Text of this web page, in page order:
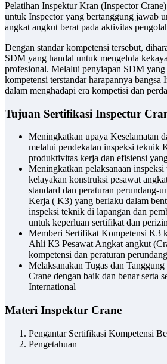
Pelatihan Inspektur Kran (Inspector
untuk Inspector yang bertanggung jawab
angkat angkut berat pada aktivitas
Dengan standar kompetensi tersebut,
SDM yang handal untuk mengelola
profesional. Melalui penyiapan SDM
kompetensi terstandar harapannya bangsa
dalam menghadapi era kompetisi dan
Tujuan Sertifikasi Inspectur
Meningkatkan upaya Keselamatan
melalui pendekatan inspeksi teknik
produktivitas kerja dan efisiensi
Meningkatkan pelaksanaan
kelayakan konstruksi pesawat
standard dan peraturan perundang-
Kerja ( K3) yang berlaku dalam
inspeksi teknik di lapangan dan
untuk keperluan sertifikat dan
Memberi Sertifikat Kompetensi K3
Ahli K3 Pesawat Angkat angkut
kompetensi dan peraturan
Melaksanakan Tugas dan
Crane dengan baik dan benar serta
International
Materi Inspektur Crane
Pengantar Sertifikasi Kompetensi
Pengetahuan